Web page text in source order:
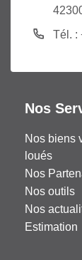
Tél. :
Nos
Nos biens
loués
Nos
Nos outils
Nos
Estimation